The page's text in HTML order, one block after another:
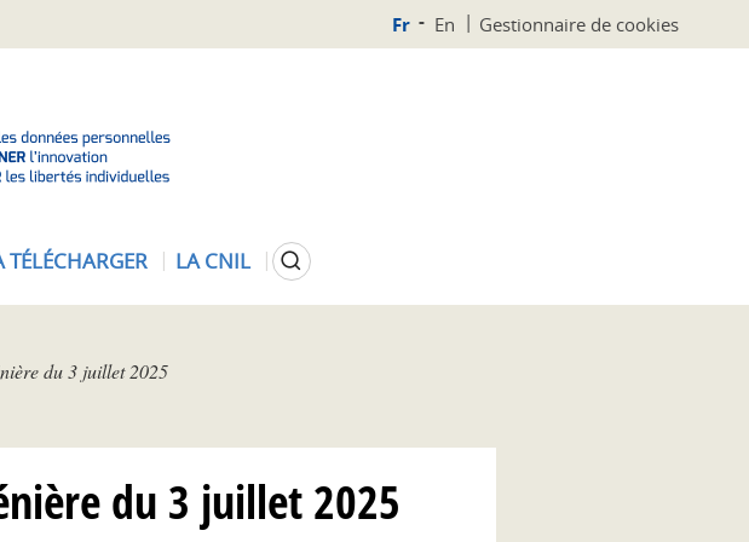
Fr En Gestionnaire de cookies
TÉLÉCHARGER LA CNIL Rechercher
du 3 juillet 2025
du 3 juillet 2025